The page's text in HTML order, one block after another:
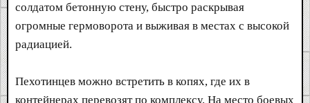
солдатом бетонную стену, быстро раскрывая
огромные гермоворота и выживая в местах с высокой
радиацией.
Пехотинцев можно встретить в копях, где их в
контейнерах перевозят по комплексу. На место боевых